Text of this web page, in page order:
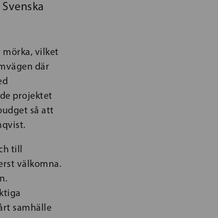
mörka, vilket
där
projektet
så att
till
välkomna.
samhälle